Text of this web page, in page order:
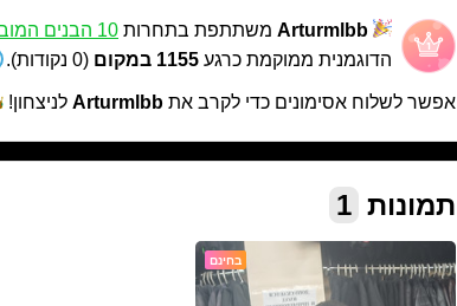
Arturmlbb משתתפת בתחרות 10 הבנים המובילים
הדוגמנית ממוקמת כרגע 1155 במקום (0 נקודות).
אפשר לשלוח אסימונים כדי לקרב את Arturmlbb לניצחון!
תמונות 1
בחינם